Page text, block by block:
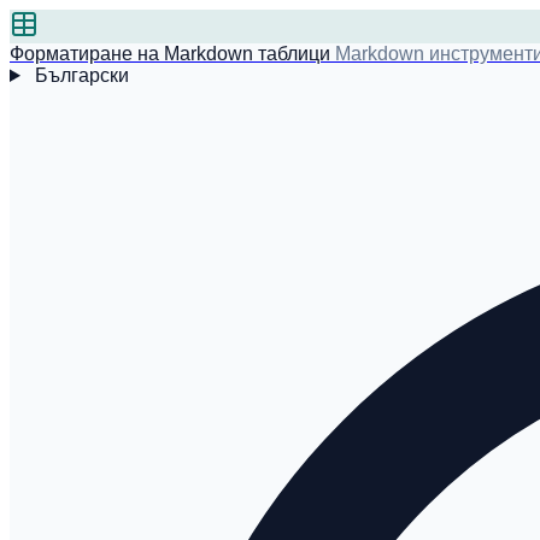
Форматиране на Markdown таблици Markdown
Български